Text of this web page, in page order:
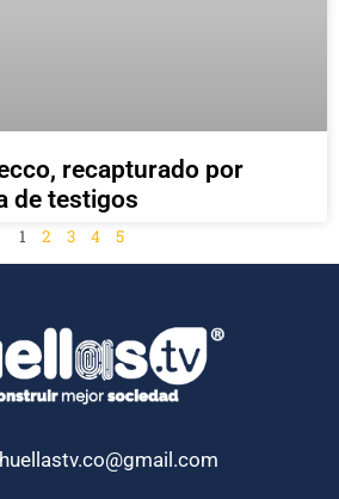
recapturado por
de testigos
1 2 3 4 5
huellastv.co@gmail.com